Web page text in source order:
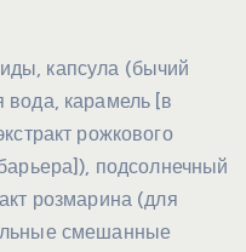
капсула (бычий
вода, карамель [в
рожкового
подсолнечный
розмарина (для
смешанные